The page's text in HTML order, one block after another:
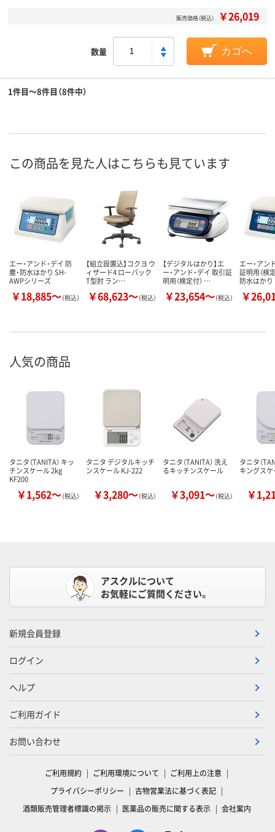
販売価格（税込） ￥26,019
数量 カゴへ
1件目～8件目（8件中）
この商品を見た人はこちらも見ています
エー・アンド・デイ 防
塵・防水はかり SH-
AWPシリーズ
￥18,885～（税込）
【組立設置込】コクヨ ウ
ィザード4 ローバック
T型肘 ラン…
￥68,623～（税込）
【デジタルはかり】エ
ー・アンド・デイ 取引証
明用（検定付） …
￥23,654～（税込）
エー・アン
証明用（検
防水はか
￥
人気の商品
タニタ（TANITA） キッ
チンスケール 2kg
KF200
￥1,562～（税込）
タニタ デジタルキッチ
ンスケール KJ-222
￥3,280～（税込）
タニタ（TANITA） 洗え
るキッチンスケール
￥3,091～（税込）
タニタ（
キングス
￥
アスクルについて
お気軽にご質問ください。
新規会員登録
ログイン
ヘルプ
ご利用ガイド
お問い合わせ
ご利用規約 ご利用環境について
ご利用上の注意
プライバシーポリシー
古物営業法に基づく表記
酒類販売管理者標識の掲示
医薬品の販売に関する表示 会社案内